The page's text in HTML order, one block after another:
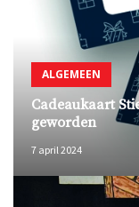
ALGEMEEN
Cadeaukaart
geworden
7 april 2024